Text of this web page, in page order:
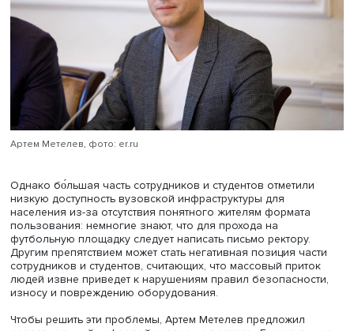
Артем Метелев, фото: er.ru